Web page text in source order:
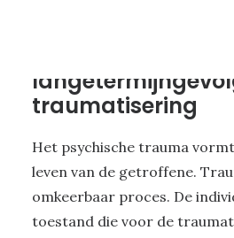
traumatisering
Het psychische trauma
leven van de getroffene.
omkeerbaar proces. De
toestand die voor de